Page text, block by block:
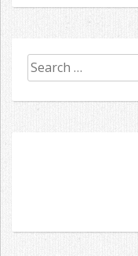
Search
for: